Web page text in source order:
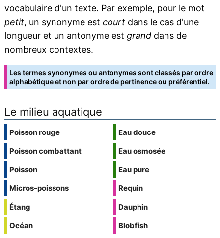
vocabulaire d'un texte. Par exemple, pour le mot
petit, un synonyme est courtdans le cas d'une
longueur et un antonyme est granddans de
nombreux contextes.
Les termes synonymes ou antonymes sont classés par ordre
alphabétique et non par ordre de pertinence ou préférentiel.
Le milieu aquatique
Poisson rouge
Poisson combattant
Poisson
Micros-poissons
Étang
Océan
Eau douce
Eau osmosée
Eau pure
Requin
Dauphin
Blobfish